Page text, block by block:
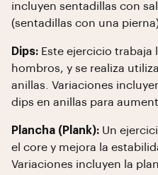
incluyen sentadillas con
(sentadillas con una
Dips: Este ejercicio trabaja
hombros, y se realiza
anillas. Variaciones
dips en anillas para
Plancha (Plank): Un
el core y mejora la
Variaciones incluyen la